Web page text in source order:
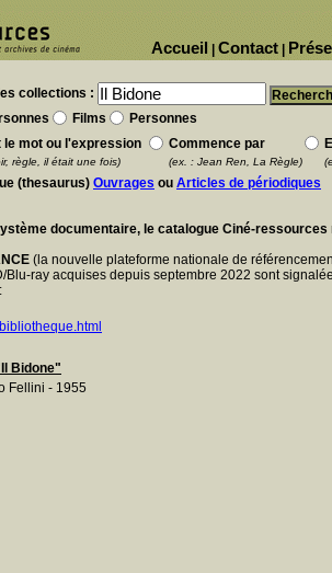
Contact
Accueil
collections :
Films
Personnes
le mot ou l'expression Commence par
règle, il était une fois) (ex. : Jean Ren, La Règle)
(thesaurus) Ouvrages ou Articles de périodiques
documentaire, le catalogue Ciné-ressources
(la nouvelle plateforme nationale de
Blu-ray acquises depuis septembre 2022 sont
Bidone"
Fellini - 1955